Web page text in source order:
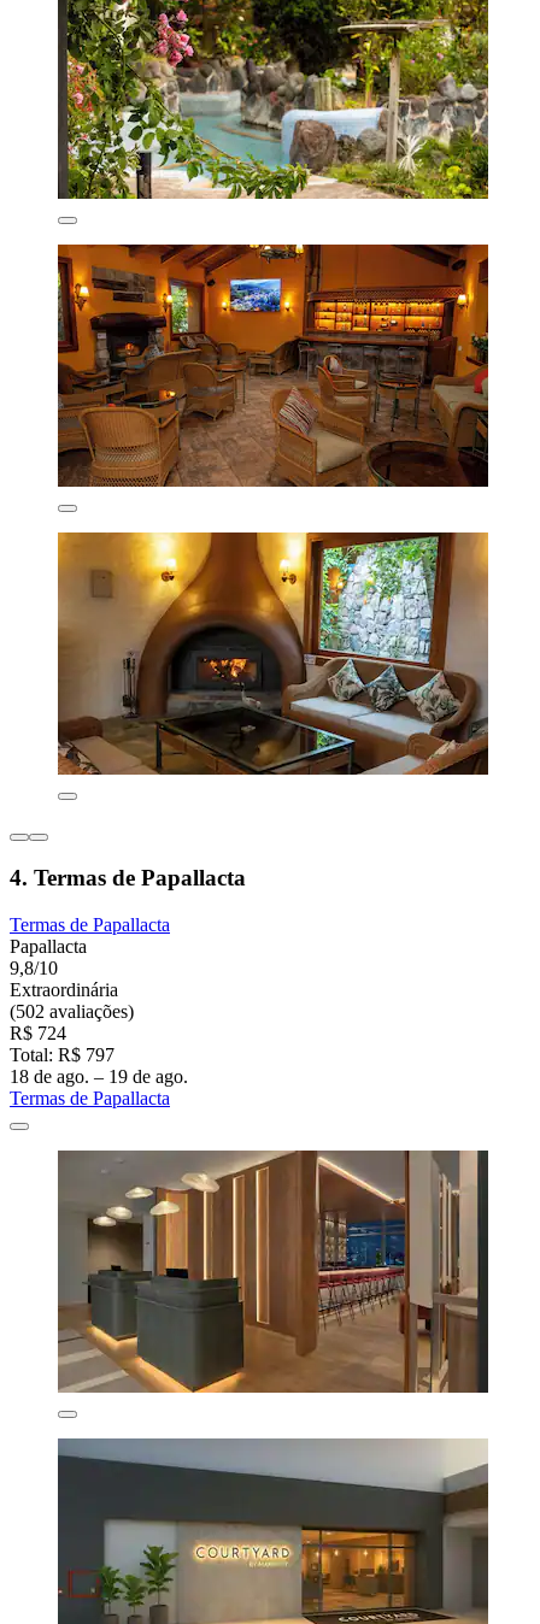
4. Termas de Papallacta
Termas de Papallacta
Papallacta
9,8/10
Extraordinária
(502 avaliações)
R$ 724
Total: R$ 797
18 de ago. – 19 de ago.
Termas de Papallacta